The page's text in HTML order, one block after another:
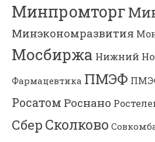
Минпромторг
Минэкономразвития
Мосбиржа Нижний
Фармацевтика ПМЭФ
Росатом Роснано
Сбер Сколково